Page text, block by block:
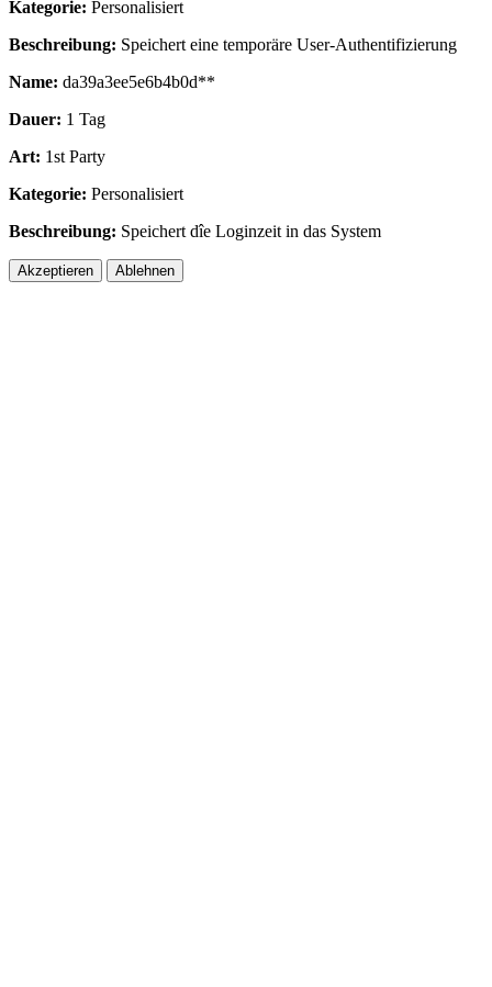
Kategorie: Personalisiert
Beschreibung: Speichert eine temporäre User-Authentifizierung
Name: da39a3ee5e6b4b0d**
Dauer: 1 Tag
Art: 1st Party
Kategorie: Personalisiert
Beschreibung: Speichert dîe Loginzeit in das System
Akzeptieren Ablehnen